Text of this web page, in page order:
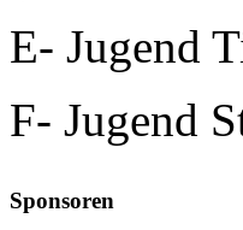
E- Jugend
F- Jugend
Sponsoren